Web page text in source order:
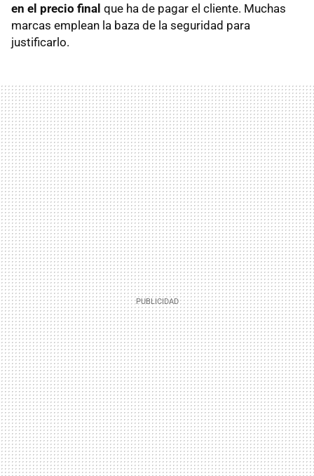
en el precio final que ha de pagar el cliente. Muchas
marcas emplean la baza de la seguridad para
justificarlo.